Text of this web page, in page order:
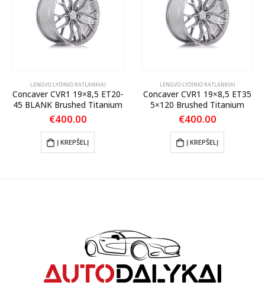
LENGVO LYDINIO RATLANKIAI
Concaver CVR1 19×8,5 ET20-
45 BLANK Brushed Titanium
€400.00
Į KREPŠELĮ
LENGVO LYDINIO RATLANKIAI
Concaver CVR1 19×8,5 ET35
5×120 Brushed Titanium
€400.00
Į KREPŠELĮ